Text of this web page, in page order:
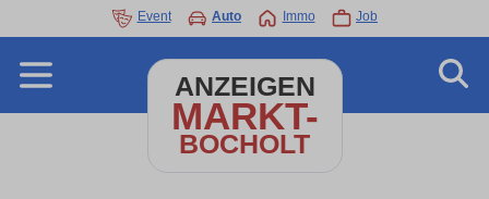
Event Auto Immo Job
ANZEIGEN
MARKT-
BOCHOLT